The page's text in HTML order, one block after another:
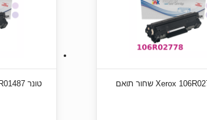
טונר Xerox 106R01487 שחור תואם